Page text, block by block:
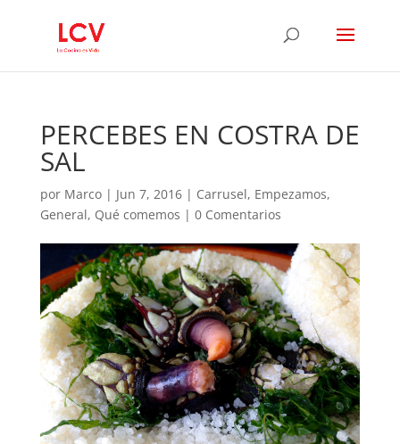
PERCEBES EN COSTRA DE
SAL
por Marco| Jun 7, 2016| Carrusel, Empezamos,
General, Qué comemos | 0 Comentarios